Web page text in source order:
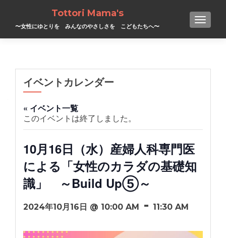
Tottori Mama's
〜女性にゆとりを みんなのやさしさを こどもたちへ〜
イベントカレンダー
« イベント一覧
このイベントは終了しました。
10月16日（水）産婦人科専門医
による「女性のカラダの基礎知
識」 ～Build Up⑤～
2024年10月16日 @ 10:00 AM - 11:30 AM